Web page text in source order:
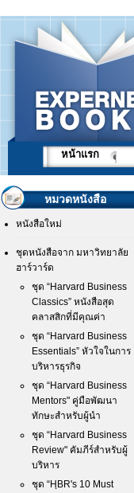
หน้าแรก
หมวดหนังสือ
หนังสือใหม่
ชุดหนังสือจาก มหาวิทยาลัย
ฮาร์วาร์ด
ชุด “Harvard Business
Classics” หนังสือสุด
คลาสสิกที่มีคุณค่า
ชุด “Harvard Business
Essentials” หัวใจในการ
บริหารธุรกิจ
ชุด “Harvard Business
Mentors" คู่มือพัฒนา
ทักษะสำหรับผู้นำ
ชุด “Harvard Business
Review" คัมภีร์สำหรับผู้
บริหาร
ชุด “HฺBR's 10 Must